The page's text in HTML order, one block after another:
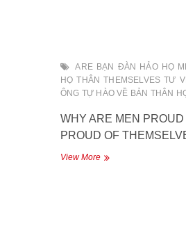
ARE BẠN ĐÀN HẢO HỌ
HỌ THÂN THEMSELVES TƯ
ÔNG TỰ HÀO VỀ BẢN THÂN
WHY ARE MEN
PROUD OF
View MoreWHY